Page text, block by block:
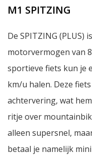
M1 SPITZING
De SPITZING (PLUS)
motorvermogen van
sportieve fiets kun je
km/u halen. Deze
achtervering, wat
ritje over
alleen supersnel,
betaal je namelijk